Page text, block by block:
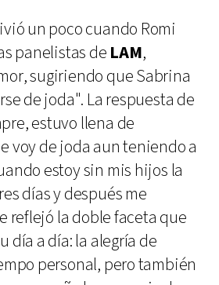
un poco cuando Romi
panelistas de LAM,
sugiriendo que Sabrina
de joda". La respuesta de
estuvo llena de
voy de joda aun teniendo a
estoy sin mis hijos la
días y después me
reflejó la doble faceta que
día a día: la alegría de
personal, pero también